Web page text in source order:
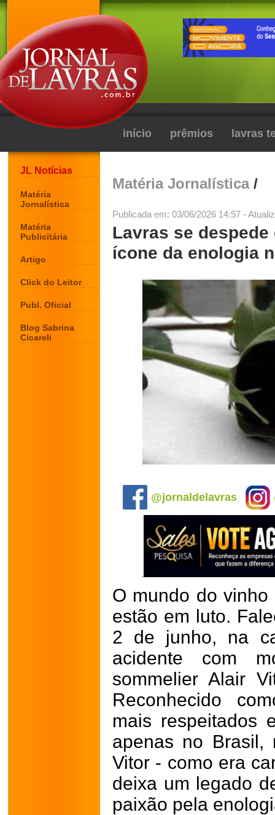
início prêmios lavras
JL Notícias
Matéria
Jornalística
Matéria
Publicitária
Artigo
Click do Leitor
Publ. Oficial
Blog Sabrina
Cicareli
Matéria Jornalística/
Publicada em: 03/06/2026 14:57 -
Lavras se
ícone da enologia
@jornaldelavras
O mundo do
estão em luto.
2 de junho, na
acidente com
sommelier Alair
Reconhecido
mais respeitados
apenas no Brasil,
Vitor - como era
deixa um legado
paixão pela